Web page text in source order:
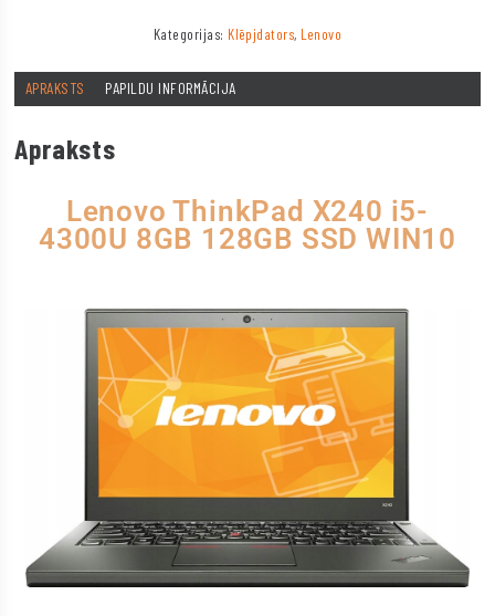
Kategorijas: Klēpjdators, Lenovo
APRAKSTS PAPILDU INFORMĀCIJA
Apraksts
Lenovo ThinkPad X240 i5-
4300U 8GB 128GB SSD WIN10